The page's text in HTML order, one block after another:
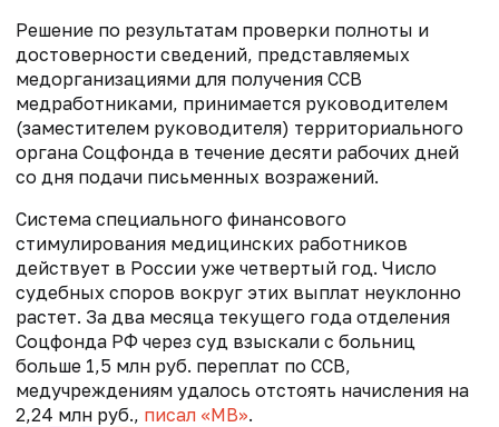
Решение по результатам проверки полноты и
достоверности сведений, представляемых
медорганизациями для получения ССВ
медработниками, принимается руководителем
(заместителем руководителя) территориального
органа Соцфонда в течение десяти рабочих дней
со дня подачи письменных возражений.
Система специального финансового
стимулирования медицинских работников
действует в России уже четвертый год. Число
судебных споров вокруг этих выплат неуклонно
растет. За два месяца текущего года отделения
Соцфонда РФ через суд взыскали с больниц
больше 1,5 млн руб. переплат по ССВ,
медучреждениям удалось отстоять начисления на
2,24 млн руб., писал «МВ».